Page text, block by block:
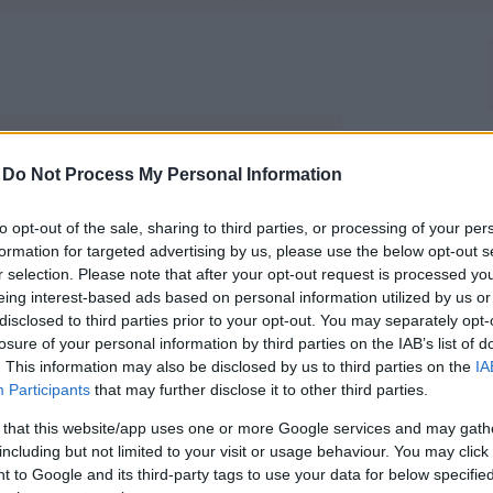
Do Not Process My Personal Information
opt-out of the sale, sharing to third parties, or processing of your
for targeted advertising by us, please use the below opt-out
selection. Please note that after your opt-out request is processed
interest-based ads based on personal information utilized by us
to third parties prior to your opt-out. You may separately
of your personal information by third parties on the IAB’s list of
This information may also be disclosed by us to third parties on the
Participants that may further disclose it to other third parties.
that this website/app uses one or more Google services and may
but not limited to your visit or usage behaviour. You may
to Google and its third-party tags to use your data for below
benne lévő információk elavultak
Pinterest
bemutatni nektek inspiráló
Nagykövete, Miták Berni osztja
héten, hanem azt is, hogy